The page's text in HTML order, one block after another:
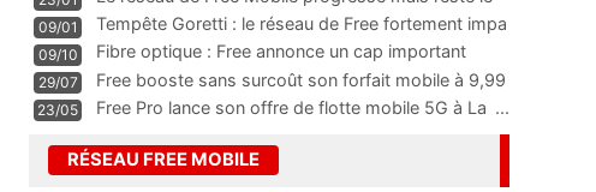
m
...
09/01
Tempête Goretti : le réseau de Free fortement impa
09/10
Fibre optique : Free annonce un cap important
pass
...
29/07
Free booste sans surcoût son forfait mobile à 9,99
23/05 Free Pro lance son offre de flotte mobile 5G à La ...
RÉSEAU FREE MOBILE